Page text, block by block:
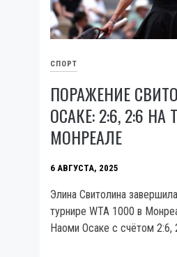
СПОРТ
ПОРАЖЕНИЕ
ОСАКЕ: 2:6, 2:6 НА
МОНРЕАЛЕ
6 АВГУСТА, 2025
Элина Свитолина
турнире WTA 1000 в
Наоми Осаке с счётом 2:6,